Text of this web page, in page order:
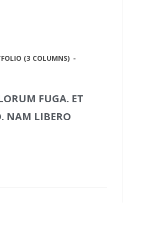
(3 COLUMNS)
FUGA. ET
NAM LIBERO